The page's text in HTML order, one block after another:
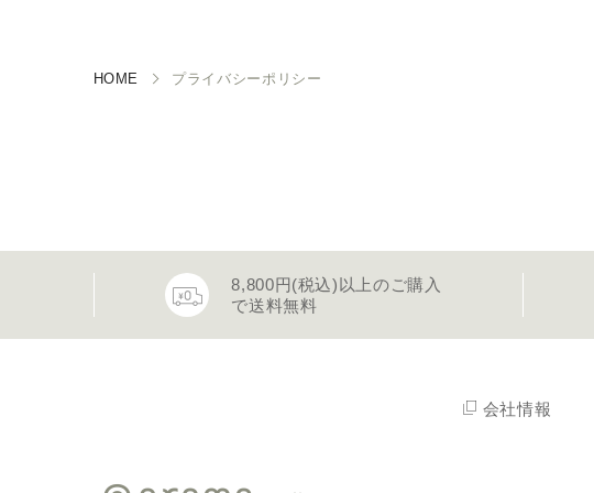
HOME プライバシーポリシー
8,800円(税込)以上のご購入
で送料無料
会社情報